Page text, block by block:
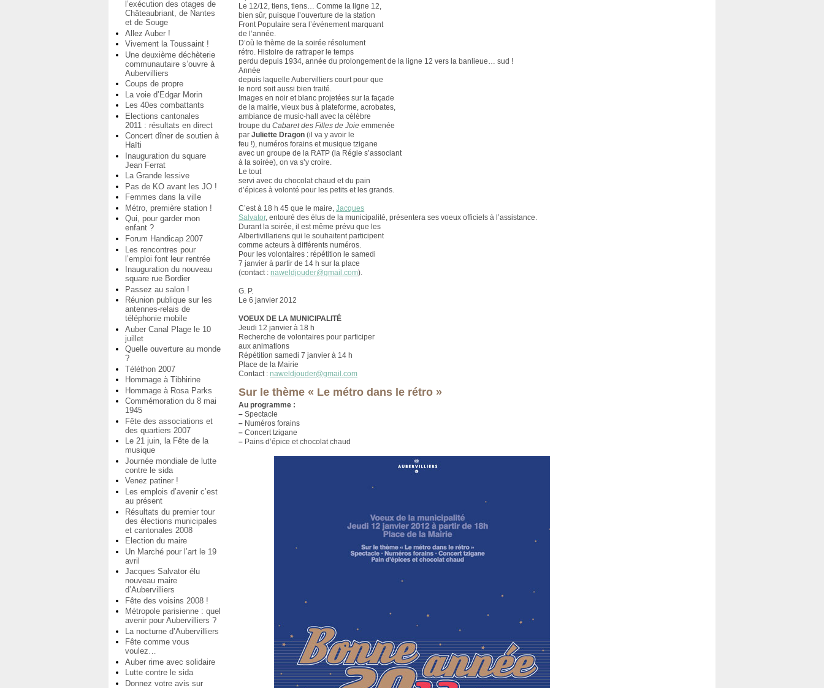
l’exécution des otages de
Châteaubriant, de Nantes
et de Souge
Allez Auber !
Vivement la Toussaint !
Une deuxième déchèterie
communautaire s’ouvre à
Aubervilliers
Coups de propre
La voie d’Edgar Morin
Les 40es combattants
Elections cantonales
2011 : résultats en direct
Concert dîner de soutien à
Haïti
Inauguration du square
Jean Ferrat
La Grande lessive
Pas de KO avant les JO !
Femmes dans la ville
Métro, première station !
Qui, pour garder mon
enfant ?
Forum Handicap 2007
Les rencontres pour
l’emploi font leur rentrée
Inauguration du nouveau
square rue Bordier
Passez au salon !
Réunion publique sur les
antennes-relais de
téléphonie mobile
Auber Canal Plage le 10
juillet
Quelle ouverture au monde
?
Téléthon 2007
Hommage à Tibhirine
Hommage à Rosa Parks
Commémoration du 8 mai
1945
Fête des associations et
des quartiers 2007
Le 21 juin, la Fête de la
musique
Journée mondiale de lutte
contre le sida
Venez patiner !
Les emplois d’avenir c’est
au présent
Résultats du premier tour
des élections municipales
et cantonales 2008
Election du maire
Un Marché pour l’art le 19
avril
Jacques Salvator élu
nouveau maire
d’Aubervilliers
Fête des voisins 2008 !
Métropole parisienne : quel
avenir pour Aubervilliers ?
La nocturne d’Aubervilliers
Fête comme vous
voulez…
Auber rime avec solidaire
Lutte contre le sida
Donnez votre avis sur
Le 12/12, tiens, tiens… Comme la ligne 12,
bien sûr, puisque l’ouverture de la station
Front Populaire sera l’événement marquant
de l’année.
D’où le thème de la soirée résolument
rétro. Histoire de rattraper le temps
perdu depuis 1934, année du prolongement de la ligne 12 vers la banlieue… sud !
Année
depuis laquelle Aubervilliers court pour que
le nord soit aussi bien traité.
Images en noir et blanc projetées sur la façade
de la mairie, vieux bus à plateforme, acrobates,
ambiance de music-hall avec la célèbre
troupe duCabaret des Filles de Joie emmenée
parJuliette Dragon (il va y avoir le
feu !), numéros forains et musique tzigane
avec un groupe de la RATP (la Régie s’associant
à la soirée), on va s’y croire.
Le tout
servi avec du chocolat chaud et du pain
d’épices à volonté pour les petits et les grands.
C’est à 18 h 45 que le maire,Jacques
Salvator, entouré des élus de la municipalité, présentera ses voeux officiels à l’assistance.
Durant la soirée, il est même prévu que les
Albertivillariens qui le souhaitent participent
comme acteurs à différents numéros.
Pour les volontaires : répétition le samedi
7 janvier à partir de 14 h sur la place
(contact :naweldjouder@gmail.com).
G. P.
Le 6 janvier 2012
VOEUX DE LA MUNICIPALITÉ
Jeudi 12 janvier à 18 h
Recherche de volontaires pour participer
aux animations
Répétition samedi 7 janvier à 14 h
Place de la Mairie
Contact :naweldjouder@gmail.com
Sur le thème « Le métro dans le rétro »
Au programme :
– Spectacle
– Numéros forains
– Concert tzigane
– Pains d’épice et chocolat chaud